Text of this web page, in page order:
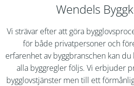
Wendels
Vi strävar efter att göra
för både privatpersoner och
erfarenhet av byggbranschen kan
alla byggregler följs. Vi erbjuder
bygglovstjänster men till ett